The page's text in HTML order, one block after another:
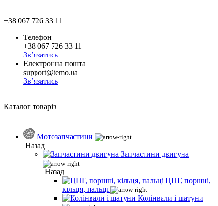
+38 067 726 33 11
Телефон
+38 067 726 33 11
Зв’язатись
Електронна пошта
support@temo.ua
Зв’язатись
Каталог товарів
Мотозапчастини
Назад
Запчастини двигуна
Назад
ЦПГ, поршні,
кільця, пальці
Колінвали і шатуни